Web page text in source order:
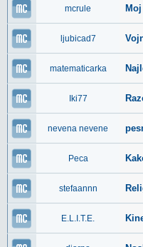
mcrule
ljubicad7
matematicarka
Iki77
nevena nevene
Peca
stefaannn
E.L.I.T.E.